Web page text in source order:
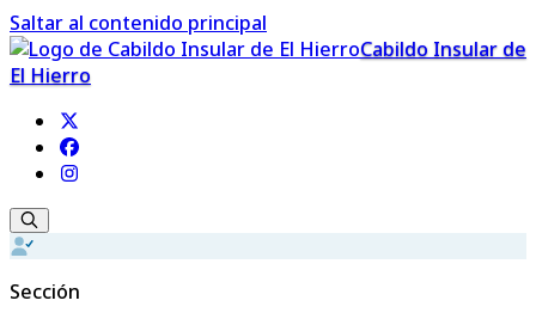
Saltar al contenido principal
Cabildo Insular de
El Hierro
Sección